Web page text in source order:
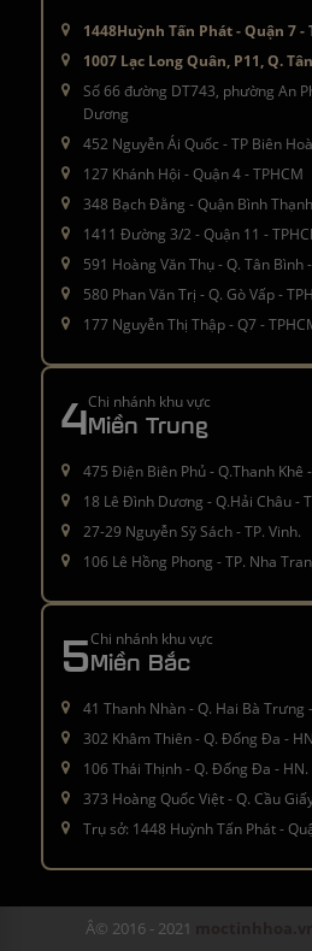
1448Huỳnh Tấn Phát - Quận 7 -
1007 Lạc Long Quân, P11, Q.
Số 66 đường DT743, phường An
Dương
452 Nguyễn Ái Quốc - TP Biên
127 Khánh Hội - Quận 4 - TPHCM
348 Bạch Đằng - Quận Bình
1411 Đường 3/2 - Quận 11 -
591 Hoàng Văn Thụ - Q. Tân Bình
580 Phan Văn Trị - Q. Gò Vấp -
177 Nguyễn Thị Thập - Q7 -
4Chi nhánh khu vực
Miền Trung
475 Điện Biên Phủ - Q.Thanh Khê
18 Lê Đình Dương - Q.Hải Châu -
27-29 Nguyễn Sỹ Sách - TP. Vinh.
106 Lê Hồng Phong - TP. Nha
5Chi nhánh khu vực
Miền Bắc
41 Thanh Nhàn - Q. Hai Bà Trưng
302 Khâm Thiên - Q. Đống Đa -
106 Thái Thịnh - Q. Đống Đa - HN.
373 Hoàng Quốc Việt - Q. Cầu
Trụ sở: 1448 Huỳnh Tấn Phát -
Â© 2016 - 2021